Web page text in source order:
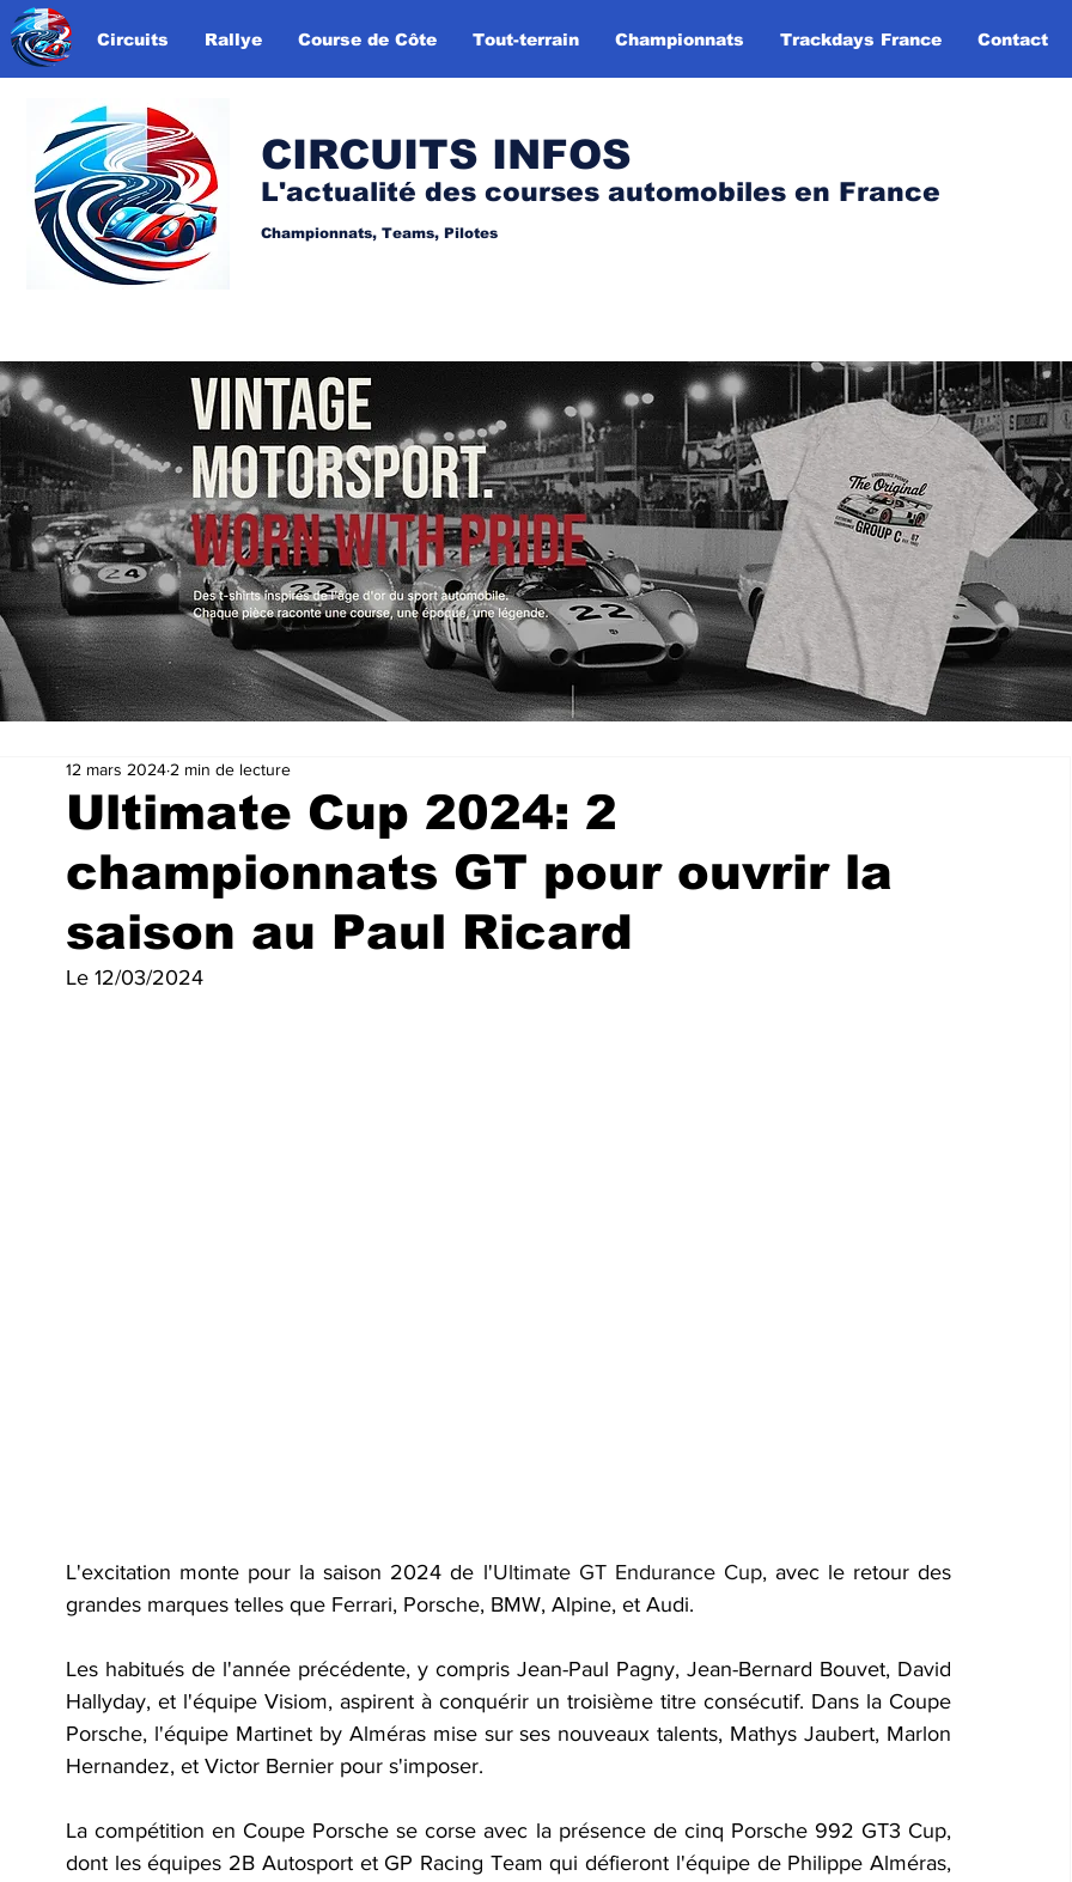
Circuits Rallye Course de Côte Tout-terrain Championnats Trackdays France Contact
CIRCUITS INFOS
L'actualité des courses automobiles en France
Championnats, Teams, Pilotes
Ultimate Cup 2024: 2
championnats GT pour ouvrir la
saison au Paul Ricard
12 mars 2024 2 min de lecture
Le 12/03/2024
L'excitation monte pour la saison 2024 de l'Ultimate GT Endurance Cup, avec le retour des
grandes marques telles que Ferrari, Porsche, BMW, Alpine, et Audi.
Les habitués de l'année précédente, y compris Jean-Paul Pagny, Jean-Bernard Bouvet, David
Hallyday, et l'équipe Visiom, aspirent à conquérir un troisième titre consécutif. Dans la Coupe
Porsche, l'équipe Martinet by Alméras mise sur ses nouveaux talents, Mathys Jaubert, Marlon
Hernandez, et Victor Bernier pour s'imposer.
La compétition en Coupe Porsche se corse avec la présence de cinq Porsche 992 GT3 Cup,
dont les équipes 2B Autosport et GP Racing Team qui défieront l'équipe de Philippe Alméras,